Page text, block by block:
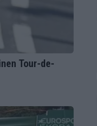
Tour-de-